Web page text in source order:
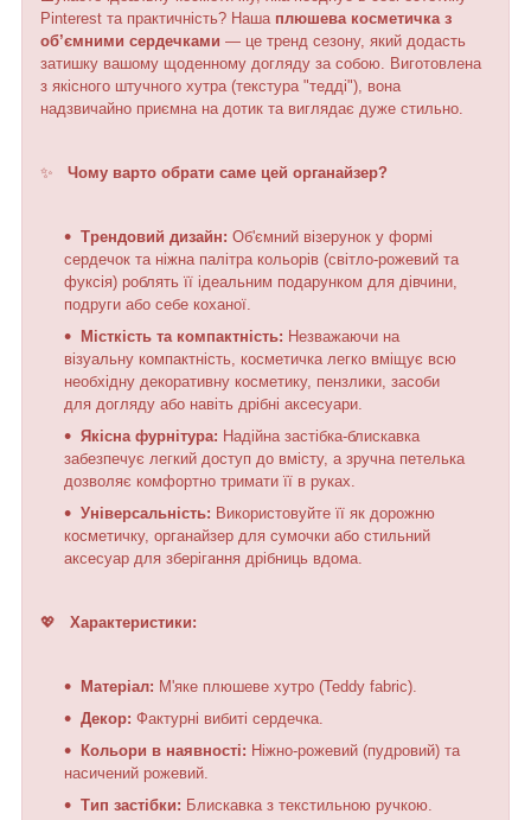
Pinterest та практичність? Наша плюшева косметичка з
об’ємними сердечками — це тренд сезону, який додасть
затишку вашому щоденному догляду за собою. Виготовлена
з якісного штучного хутра (текстура "тедді"), вона
надзвичайно приємна на дотик та виглядає дуже стильно.
✨ Чому варто обрати саме цей органайзер?
Трендовий дизайн: Об'ємний візерунок у формі
сердечок та ніжна палітра кольорів (світло-рожевий та
фуксія) роблять її ідеальним подарунком для дівчини,
подруги або себе коханої.
Місткість та компактність: Незважаючи на
візуальну компактність, косметичка легко вміщує всю
необхідну декоративну косметику, пензлики, засоби
для догляду або навіть дрібні аксесуари.
Якісна фурнітура: Надійна застібка-блискавка
забезпечує легкий доступ до вмісту, а зручна петелька
дозволяє комфортно тримати її в руках.
Універсальність: Використовуйте її як дорожню
косметичку, органайзер для сумочки або стильний
аксесуар для зберігання дрібниць вдома.
💖 Характеристики:
Матеріал: М'яке плюшеве хутро (Teddy fabric).
Декор: Фактурні вибиті сердечка.
Кольори в наявності: Ніжно-рожевий (пудровий) та
насичений рожевий.
Тип застібки: Блискавка з текстильною ручкою.